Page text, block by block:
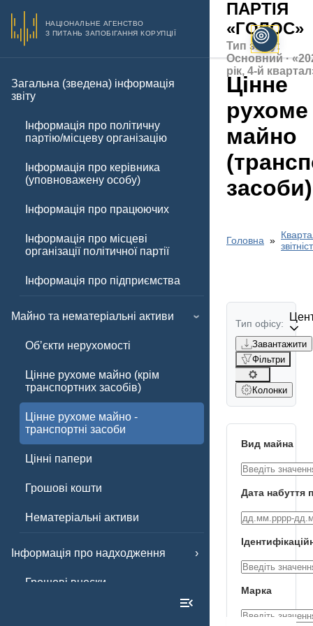
НАЦІОНАЛЬНЕ АГЕНСТВО
З ПИТАНЬ ЗАПОБІГАННЯ КОРУПЦІЇ
Загальна (зведена) інформація
звіту
Інформація про політичну
партію/місцеву організацію
Інформація про керівника
(уповноважену особу)
Інформація про працюючих
Інформація про місцеві
організації політичної партії
Інформація про підприємства
Майно та нематеріальні активи
Обʼєкти нерухомості
Цінне рухоме майно (крім
транспортних засобів)
Цінне рухоме майно -
транспортні засоби
Цінні папери
Грошові кошти
Нематеріальні активи
Інформація про надходження
Грошові внески
ПАРТІЯ
«ГОЛОС»
Тип звіту:
Основний ·
рік, 4-й
Цінне
рухоме
майно
засоби)
Головна
Тип офісу:
Завантажити
Фільтри
Колонки
Вид майна
Дата набуття
Марка